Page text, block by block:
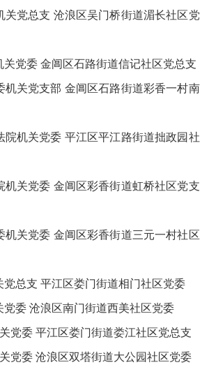
关党总支 沧浪区吴门桥街道湄长社区党
关党委 金阊区石路街道信记社区党总支
机关党支部 金阊区石路街道彩香一村南
院机关党委 平江区平江路街道拙政园社
机关党委 金阊区彩香街道虹桥社区党支
机关党委 金阊区彩香街道三元一村社区
党总支 平江区娄门街道相门社区党委
党委 沧浪区南门街道西美社区党委
党委 平江区娄门街道娄江社区党总支
党委 沧浪区双塔街道大公园社区党委